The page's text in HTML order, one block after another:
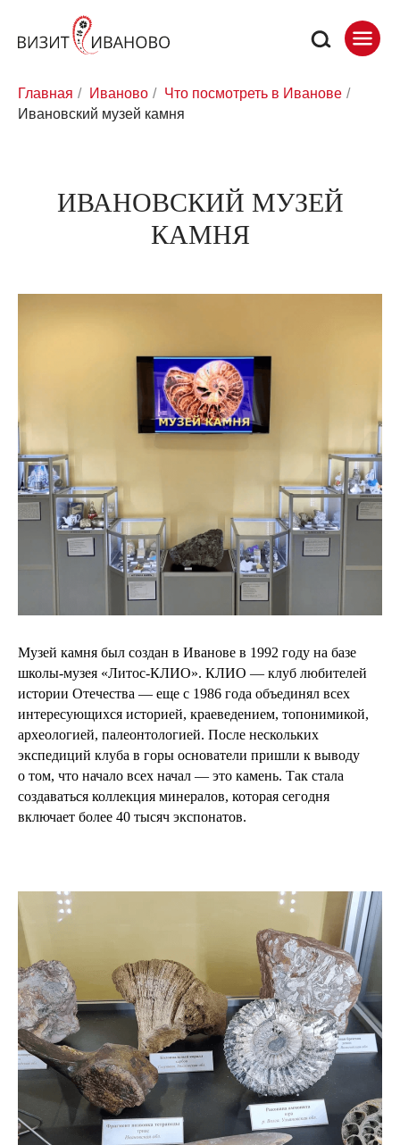
Главная / Иваново / Что посмотреть в Иванове /
Ивановский музей камня
ИВАНОВСКИЙ МУЗЕЙ
КАМНЯ
Музей камня был создан в Иванове в 1992 году на базе
школы-музея «Литос-КЛИО». КЛИО — клуб любителей
истории Отечества — еще с 1986 года объединял всех
интересующихся историей, краеведением, топонимикой,
археологией, палеонтологией. После нескольких
экспедиций клуба в горы основатели пришли к выводу
о том, что начало всех начал — это камень. Так стала
создаваться коллекция минералов, которая сегодня
включает более 40 тысяч экспонатов.